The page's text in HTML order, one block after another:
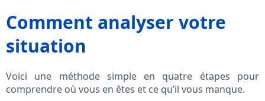
Comment analyser votre
situation
Voici une méthode simple en quatre étapes pour
comprendre où vous en êtes et ce qu’il vous manque.